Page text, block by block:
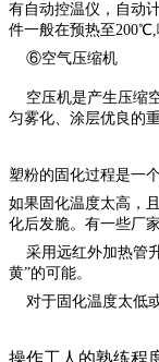
有自动控温仪，自动
件一般在预热至200℃,
⑥空气压缩机
空压机是产生压缩
匀雾化、涂层优良的重
塑粉的固化过程是一
如果固化温度太高，
化后发脆。有一些厂
采用远红外加热管
黄”的可能。
对于固化温度太低
操作工人的熟练程